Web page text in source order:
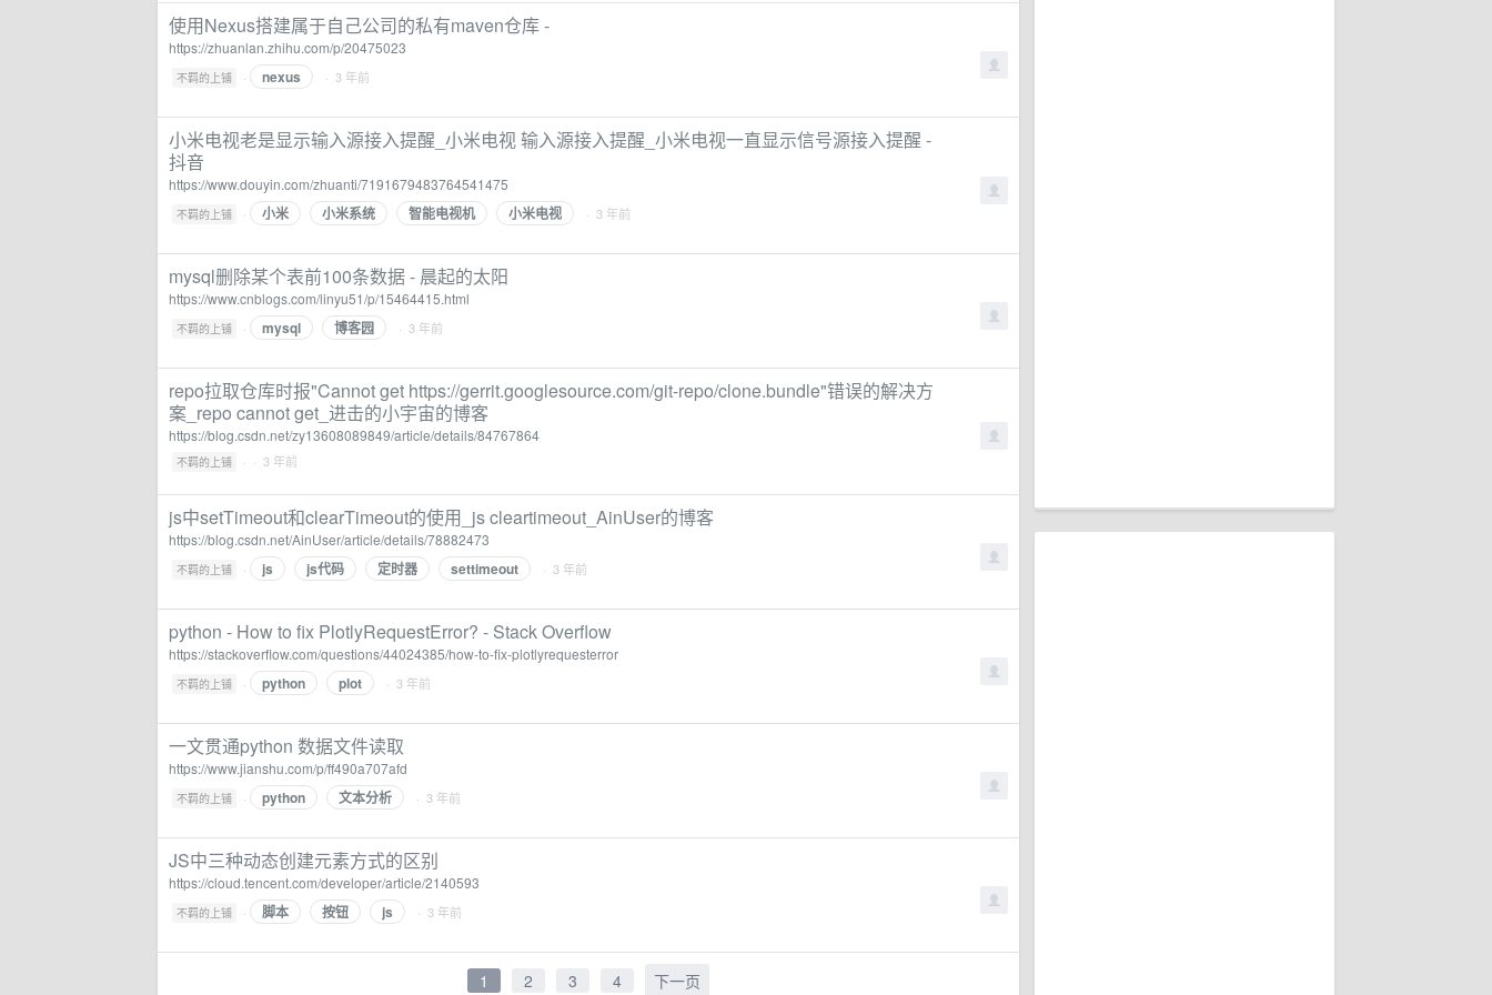
使用Nexus搭建属于自己公司的私有maven仓库 -
https://zhuanlan.zhihu.com/p/20475023
不羁的上铺 · nexus · 3 年前
小米电视老是显示输入源接入提醒_小米电视 输入源接入提醒_小米电视一直显示信号源接入提醒 -
抖音
https://www.douyin.com/zhuanti/7191679483764541475
不羁的上铺 · 小米 小米系统 智能电视机 小米电视 · 3 年前
mysql删除某个表前100条数据 - 晨起的太阳
https://www.cnblogs.com/linyu51/p/15464415.html
不羁的上铺 · mysql 博客园 · 3 年前
repo拉取仓库时报"Cannot get https://gerrit.googlesource.com/git-repo/clone.bundle"错误的解决方
案_repo cannot get_进击的小宇宙的博客
https://blog.csdn.net/zy13608089849/article/details/84767864
不羁的上铺 · · 3 年前
js中setTimeout和clearTimeout的使用_js cleartimeout_AinUser的博客
https://blog.csdn.net/AinUser/article/details/78882473
不羁的上铺 · js js代码 定时器 settimeout · 3 年前
python - How to fix PlotlyRequestError? - Stack Overflow
https://stackoverflow.com/questions/44024385/how-to-fix-plotlyrequesterror
不羁的上铺 · python plot · 3 年前
一文贯通python 数据文件读取
https://www.jianshu.com/p/ff490a707afd
不羁的上铺 · python 文本分析 · 3 年前
JS中三种动态创建元素方式的区别
https://cloud.tencent.com/developer/article/2140593
不羁的上铺 · 脚本 按钮 js · 3 年前
1 2 3 4 下一页